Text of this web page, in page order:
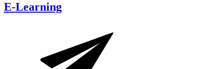
E-Learning